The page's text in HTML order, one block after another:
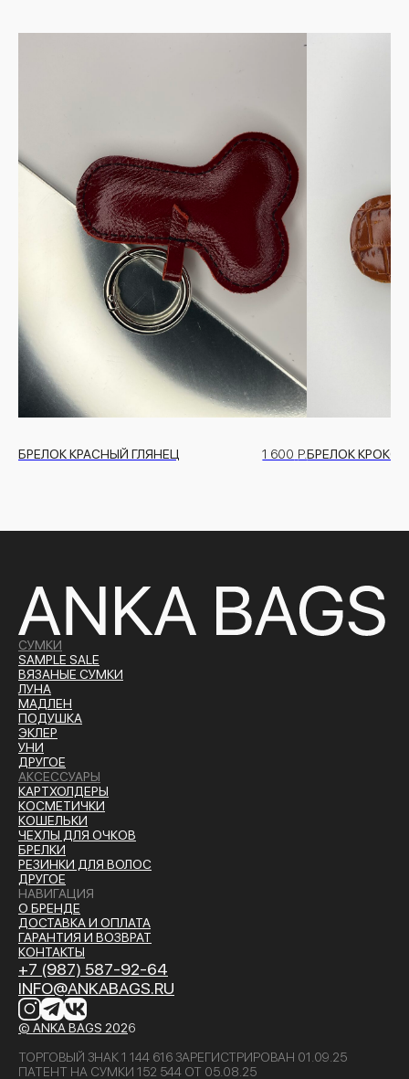
БРЕЛОК КРАСНЫЙ ГЛЯНЕЦ 1 600 Р.БРЕЛОК КРОКО
СУМКИ
SAMPLE SALE
ВЯЗАНЫЕ СУМКИ
ЛУНА
МАДЛЕН
ПОДУШКА
ЭКЛЕР
УНИ
ДРУГОЕ
АКСЕССУАРЫ
КАРТХОЛДЕРЫ
КОСМЕТИЧКИ
КОШЕЛЬКИ
ЧЕХЛЫ ДЛЯ ОЧКОВ
БРЕЛКИ
РЕЗИНКИ ДЛЯ ВОЛОС
ДРУГОЕ
НАВИГАЦИЯ
О БРЕНДЕ
ДОСТАВКА И ОПЛАТА
ГАРАНТИЯ И ВОЗВРАТ
КОНТАКТЫ
+7 (987) 587-92-64
INFO@ANKABAGS.RU
© ANKA BAGS 2026
ТОРГОВЫЙ ЗНАК 1 144 616 ЗАРЕГИСТРИРОВАН 01.09.25
ПАТЕНТ НА СУМКИ 152 544 ОТ 05.08.25